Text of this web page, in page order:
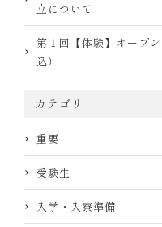
立について
第１回【体験】オープ
込）
カテゴリ
重要
受験生
入学・入寮準備